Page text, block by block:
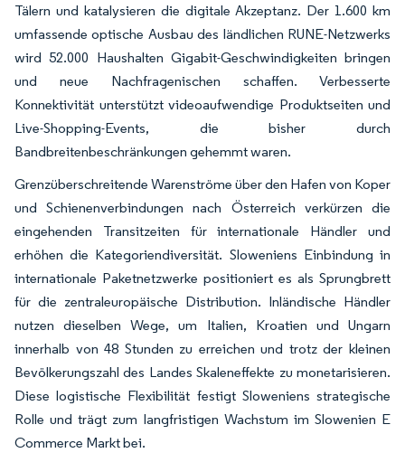
Tälern und katalysieren die digitale Akzeptanz. Der 1.600 km
umfassende optische Ausbau des ländlichen RUNE-Netzwerks
wird 52.000 Haushalten Gigabit-Geschwindigkeiten bringen
und neue Nachfragenischen schaffen. Verbesserte
Konnektivität unterstützt videoaufwendige Produktseiten und
Live-Shopping-Events, die bisher durch
Bandbreitenbeschränkungen gehemmt waren.
Grenzüberschreitende Warenströme über den Hafen von Koper
und Schienenverbindungen nach Österreich verkürzen die
eingehenden Transitzeiten für internationale Händler und
erhöhen die Kategoriendiversität. Sloweniens Einbindung in
internationale Paketnetzwerke positioniert es als Sprungbrett
für die zentraleuropäische Distribution. Inländische Händler
nutzen dieselben Wege, um Italien, Kroatien und Ungarn
innerhalb von 48 Stunden zu erreichen und trotz der kleinen
Bevölkerungszahl des Landes Skaleneffekte zu monetarisieren.
Diese logistische Flexibilität festigt Sloweniens strategische
Rolle und trägt zum langfristigen Wachstum im Slowenien E
Commerce Markt bei.